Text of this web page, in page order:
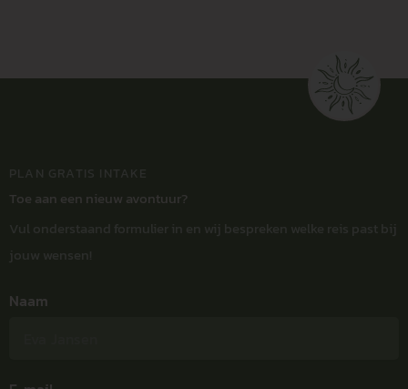
Toe aan een nieuw avontuur?
Naam